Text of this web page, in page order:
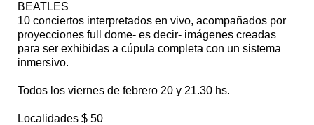
BEATLES
10 conciertos interpretados en vivo, acompañados por
proyecciones full dome- es decir- imágenes creadas
para ser exhibidas a cúpula completa con un sistema
inmersivo.
Todos los viernes de febrero 20 y 21.30 hs.
Localidades $ 50